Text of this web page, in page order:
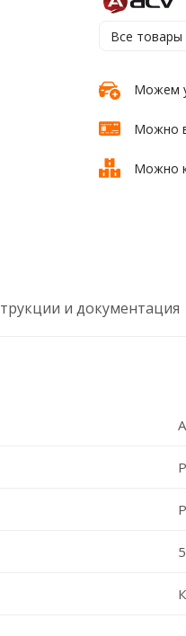
Все товары
Можем
Можно
Можно
и документация